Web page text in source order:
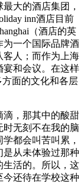
大的酒店集团，
inn酒店目前
（酒店的英
为一个国际品牌酒
客人；而作为上海
宴和会议。在这样
面的文化和各层
滴，那其中的酸甜
无刻不在我的脑
都会叫苦叫累，
从未体验过那种
生活的。所以，这
今还待在学校这种